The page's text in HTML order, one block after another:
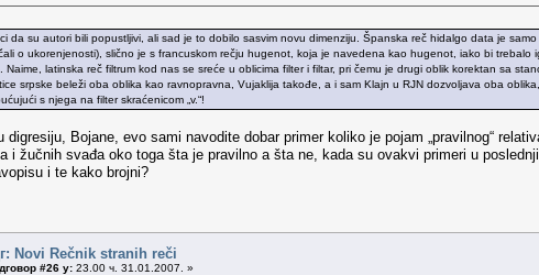
da su autori bili popustljivi, ali sad je to dobilo sasvim novu dimenziju. Španska reč hidalgo data je
o ukorenjenosti), slično je s francuskom rečju hugenot, koja je navedena kao hugenot, iako bi
Naime, latinska reč filtrum kod nas se sreće u oblicima filter i filtar, pri čemu je drugi oblik korektan sa
srpske beleži oba oblika kao ravnopravna, Vujaklija takođe, a i sam Klajn u RJN dozvoljava oba
s njega na filter skraćenicom „v.“!
digresiju, Bojane, evo sami navodite dobar primer koliko je pojam „pravilnog“
i žučnih svađa oko toga šta je pravilno a šta ne, kada su ovakvi primeri u
i te kako brojni?
Novi Rečnik stranih reči
#26 у: 23.00 ч. 31.01.2007. »